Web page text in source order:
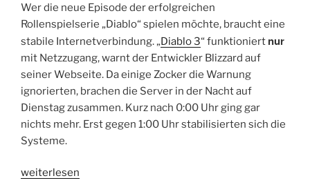
Wer die neue Episode der erfolgreichen
Rollenspielserie „Diablo“ spielen möchte, braucht eine
stabile Internetverbindung. „Diablo 3“ funktioniert nur
mit Netzzugang, warnt der Entwickler Blizzard auf
seiner Webseite. Da einige Zocker die Warnung
ignorierten, brachen die Server in der Nacht auf
Dienstag zusammen. Kurz nach 0:00 Uhr ging gar
nichts mehr. Erst gegen 1:00 Uhr stabilisierten sich die
Systeme.
„Server
weiterlesen